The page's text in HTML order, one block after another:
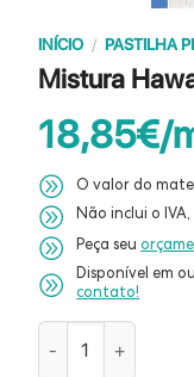
INÍCIO / PASTILHA
Mistura
18,85€
O valor do
Não inclui o
Peça seu
Disponível em
contato!